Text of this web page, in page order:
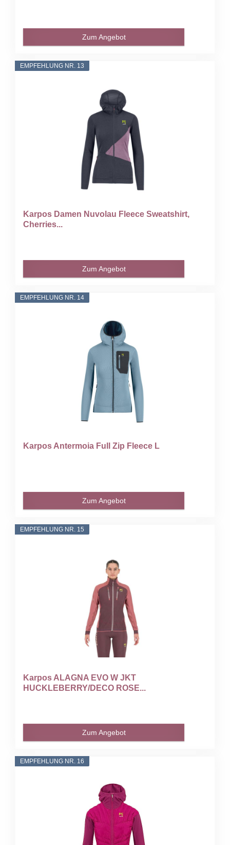
Zum Angebot
EMPFEHLUNG NR. 13
Karpos Damen Nuvolau Fleece Sweatshirt,
Cherries...
Zum Angebot
EMPFEHLUNG NR. 14
Karpos Antermoia Full Zip Fleece L
Zum Angebot
EMPFEHLUNG NR. 15
Karpos ALAGNA EVO W JKT
HUCKLEBERRY/DECO ROSE...
Zum Angebot
EMPFEHLUNG NR. 16